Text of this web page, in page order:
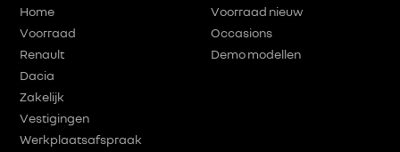
Home
Voorraad
Renault
Dacia
Zakelijk
Vestigingen
Werkplaatsafspraak
Voorraad nieuw
Occasions
Demo modellen